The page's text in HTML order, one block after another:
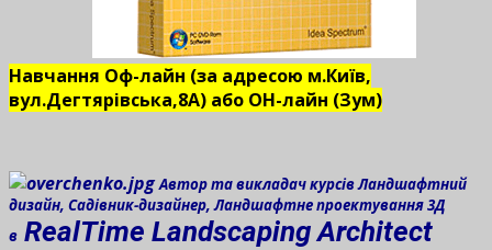
Навчання Оф-лайн (за адресою м.Київ,
вул.Дегтярівська,8А) або ОН-лайн (Зум)
Автор та викладач курсів Ландшафтний
дизайн, Садівник-дизайнер, Ландшафтне проектування 3Д
в RealTime Landscaping Architect